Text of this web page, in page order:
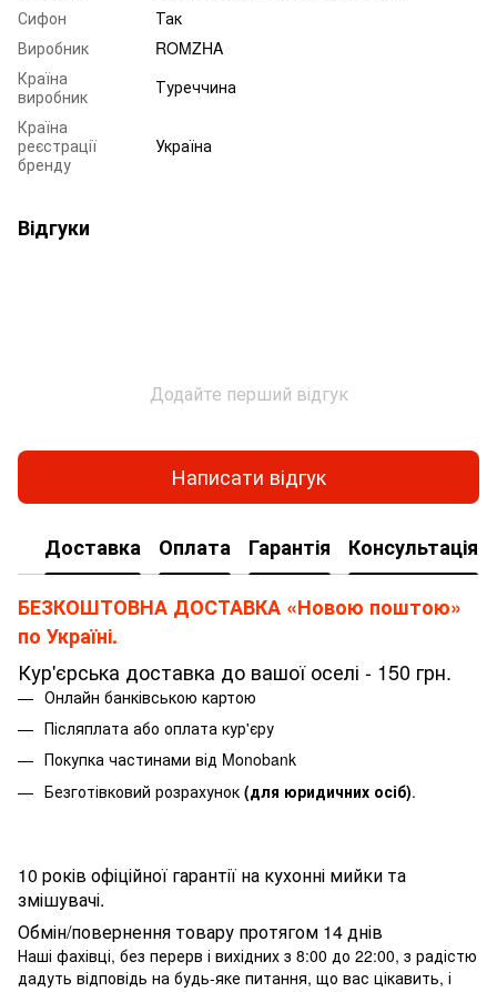
Сифон
Так
Виробник
ROMZHA
Країна
виробник
Туреччина
Країна
реєстрації
бренду
Україна
Відгуки
Додайте перший відгук
Написати відгук
Доставка Оплата Гарантія Консультація
БЕЗКОШТОВНА ДОСТАВКА «Новою поштою»
по Україні.
Кур'єрська доставка до вашої оселі - 150 грн.
Онлайн банківською картою
Післяплата або оплата кур'єру
Покупка частинами від Monobank
Безготівковий розрахунок (для юридичних осіб).
10 років офіційної гарантії на кухонні мийки та
змішувачі.
Обмін/повернення товару протягом 14 днів
Наші фахівці, без перерв і вихідних з 8:00 до 22:00, з радістю
дадуть відповідь на будь-яке питання, що вас цікавить, і